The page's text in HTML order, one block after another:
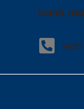
Danh